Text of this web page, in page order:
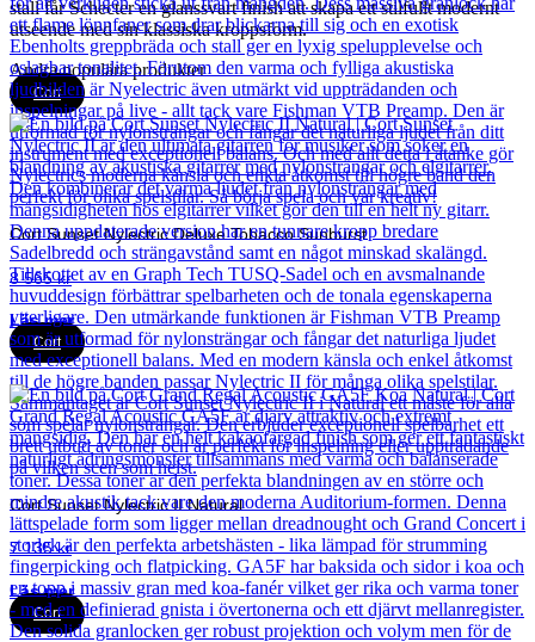
stall får Schecter en glanssvart finish att skapa ett stilfullt modernt
utseende med sin klassiska kroppsform.
Andra populära produkter
Cort
Cort Sunset Nylectric Deluxe Tobacco Sunburst
8 565kr
Läs mer
Cort
Cort Sunset Nylectric II Natural
7 135kr
Läs mer
Cort